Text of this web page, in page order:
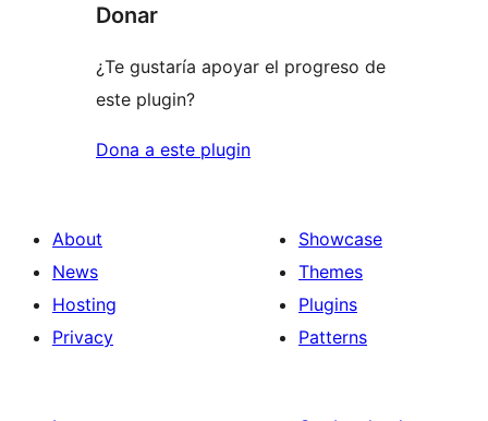
Donar
¿Te gustaría apoyar el progreso de
este plugin?
Dona a este plugin
About
News
Hosting
Privacy
Showcase
Themes
Plugins
Patterns